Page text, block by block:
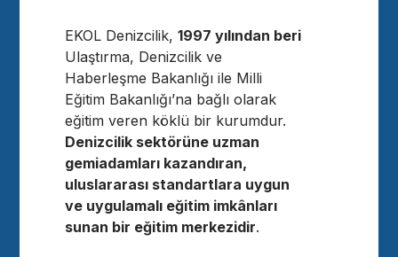
EKOL Denizcilik,1997 yılından beri
Ulaştırma, Denizcilik ve
Haberleşme Bakanlığı ile Milli
Eğitim Bakanlığı’na bağlı olarak
eğitim veren köklü bir kurumdur.
Denizcilik sektörüne uzman
gemiadamları kazandıran,
uluslararası standartlara uygun
ve uygulamalı eğitim imkânları
sunan bir eğitim merkezidir.